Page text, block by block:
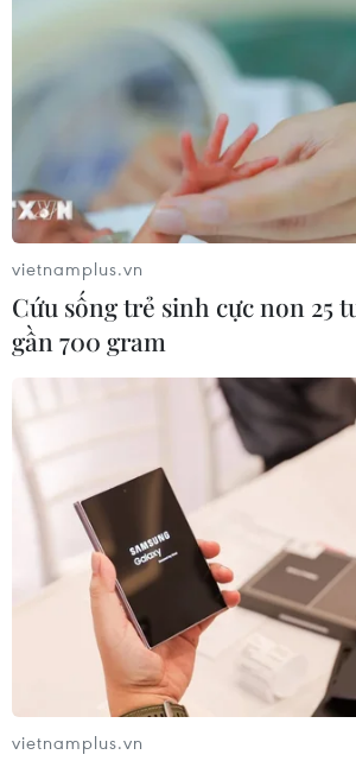
vietnamplus.vn
Cứu sống trẻ sinh cực non 25
gần 700 gram
vietnamplus.vn